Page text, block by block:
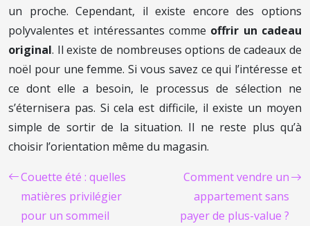
un proche. Cependant, il existe encore des options
polyvalentes et intéressantes comme offrir un cadeau
original. Il existe de nombreuses options de cadeaux de
noël pour une femme. Si vous savez ce qui l’intéresse et
ce dont elle a besoin, le processus de sélection ne
s’éternisera pas. Si cela est difficile, il existe un moyen
simple de sortir de la situation. Il ne reste plus qu’à
choisir l’orientation même du magasin.
Couette été : quelles
matières privilégier
pour un sommeil
Comment vendre un
appartement sans
payer de plus-value ?